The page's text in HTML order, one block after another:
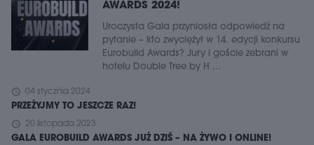
AWARDS 2024!
Uroczysta Gala przyniosła odpowiedź na
pytanie – kto zwyciężył w 14. edycji konkursu
Eurobuild Awards? Jury i goście zebrani w
hotelu Double Tree by H ...
schedule 04 stycznia 2024
PRZEŻYJMY TO JESZCZE RAZ!
schedule 20 listopada 2023
GALA EUROBUILD AWARDS JUŻ DZIŚ – NA ŻYWO I ONLINE!